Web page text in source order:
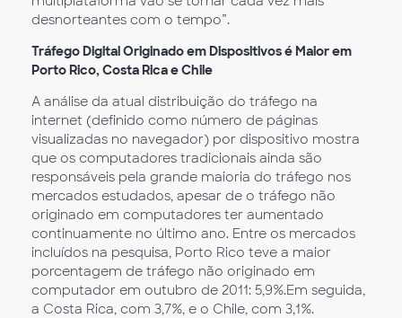
desnorteantes com o tempo”.
Tráfego Digital Originado em Dispositivos é Maior em
Porto Rico, Costa Rica e Chile
A análise da atual distribuição do tráfego na
internet (definido como número de páginas
visualizadas no navegador) por dispositivo mostra
que os computadores tradicionais ainda são
responsáveis pela grande maioria do tráfego nos
mercados estudados, apesar de o tráfego não
originado em computadores ter aumentado
continuamente no último ano. Entre os mercados
incluídos na pesquisa, Porto Rico teve a maior
porcentagem de tráfego não originado em
computador em outubro de 2011: 5,9%.Em seguida,
a Costa Rica, com 3,7%, e o Chile, com 3,1%.